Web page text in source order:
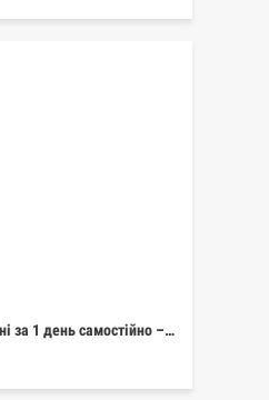
за 1 день самостійно –…